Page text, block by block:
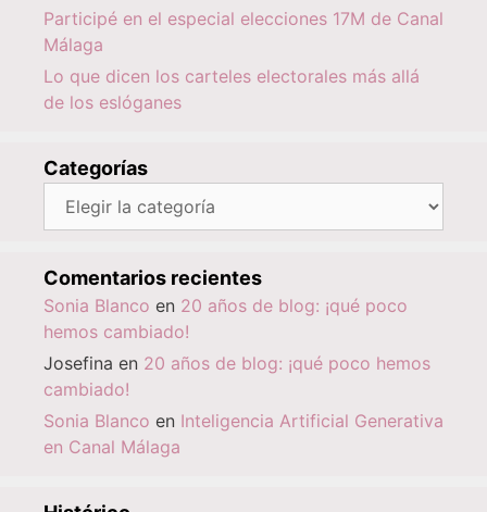
Participé en el especial elecciones 17M de Canal
Málaga
Lo que dicen los carteles electorales más allá
de los eslóganes
Categorías
Categorías
Comentarios recientes
Sonia Blanco en 20 años de blog: ¡qué poco
hemos cambiado!
Josefina en 20 años de blog: ¡qué poco hemos
cambiado!
Sonia Blanco en Inteligencia Artificial Generativa
en Canal Málaga